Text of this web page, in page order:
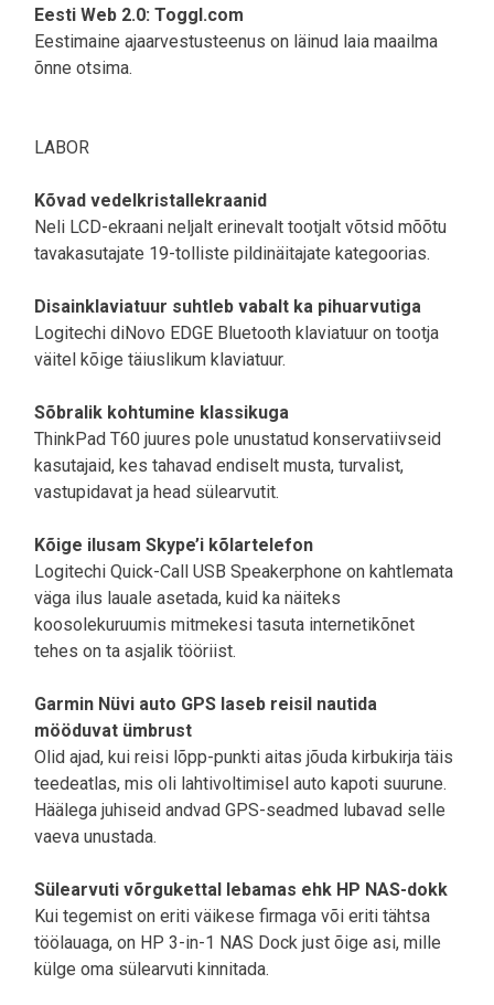
Eesti Web 2.0: Toggl.com
Eestimaine ajaarvestusteenus on läinud laia maailma
õnne otsima.
LABOR
Kõvad vedelkristallekraanid
Neli LCD-ekraani neljalt erinevalt tootjalt võtsid mõõtu
tavakasutajate 19-tolliste pildinäitajate kategoorias.
Disainklaviatuur suhtleb vabalt ka pihuarvutiga
Logitechi diNovo EDGE Bluetooth klaviatuur on tootja
väitel kõige täiuslikum klaviatuur.
Sõbralik kohtumine klassikuga
ThinkPad T60 juures pole unustatud konservatiivseid
kasutajaid, kes tahavad endiselt musta, turvalist,
vastupidavat ja head sülearvutit.
Kõige ilusam Skype’i kõlartelefon
Logitechi Quick-Call USB Speakerphone on kahtlemata
väga ilus lauale asetada, kuid ka näiteks
koosolekuruumis mitmekesi tasuta internetikõnet
tehes on ta asjalik tööriist.
Garmin Nüvi auto GPS laseb reisil nautida
mööduvat ümbrust
Olid ajad, kui reisi lõpp-punkti aitas jõuda kirbukirja täis
teedeatlas, mis oli lahtivoltimisel auto kapoti suurune.
Häälega juhiseid andvad GPS-seadmed lubavad selle
vaeva unustada.
Sülearvuti võrgukettal lebamas ehk HP NAS-dokk
Kui tegemist on eriti väikese firmaga või eriti tähtsa
töölauaga, on HP 3-in-1 NAS Dock just õige asi, mille
külge oma sülearvuti kinnitada.